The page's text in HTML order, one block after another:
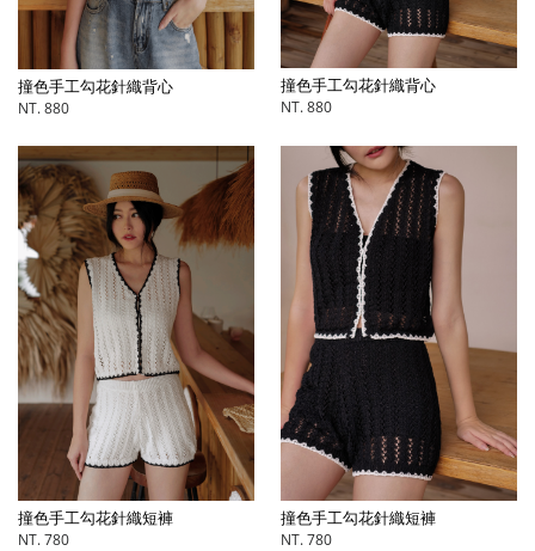
撞色手工勾花針織背心
NT. 880
撞色手工勾花針織背心
NT. 880
撞色手工勾花針織短褲
NT. 780
撞色手工勾花針織短褲
NT. 780